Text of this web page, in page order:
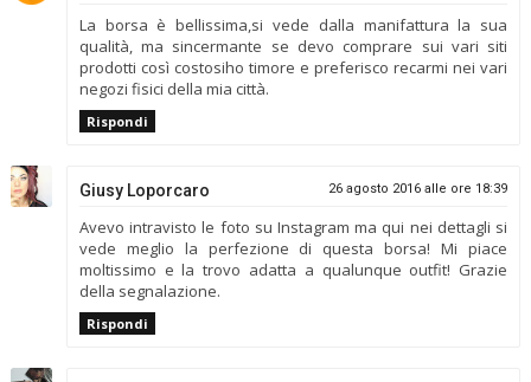
La borsa è bellissima,si vede dalla manifattura la sua
qualità, ma sincermante se devo comprare sui vari siti
prodotti così costosiho timore e preferisco recarmi nei vari
negozi fisici della mia città.
Rispondi
Giusy Loporcaro 26 agosto 2016 alle ore 18:39
Avevo intravisto le foto su Instagram ma qui nei dettagli si
vede meglio la perfezione di questa borsa! Mi piace
moltissimo e la trovo adatta a qualunque outfit! Grazie
della segnalazione.
Rispondi